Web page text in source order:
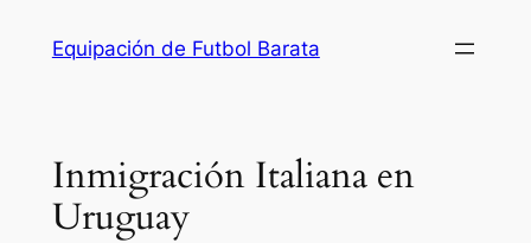
Equipación de Futbol Barata
Inmigración Italiana en
Uruguay